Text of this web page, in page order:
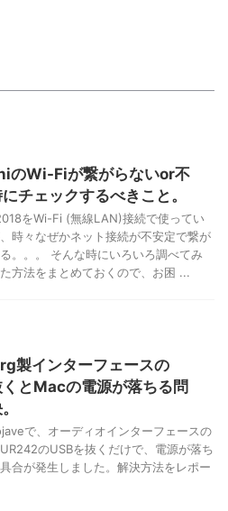
のWi-Fiが繋がらないor不
チェックするべきこと。
をWi-Fi (無線LAN)接続で使ってい
時々なぜかネット接続が不安定で繋が
。。。 そんな時にいろいろ調べてみ
方法をまとめておくので、お困 ...
製インターフェースの
くとMacの電源が落ちる問
で、オーディオインターフェースの
のUSBを抜くだけで、電源が落ち
合が発生しました。解決方法をレポー